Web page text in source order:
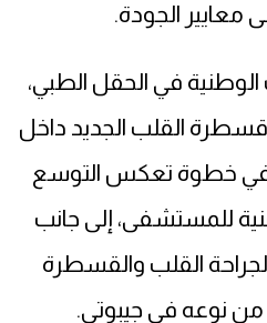
معايير الجودة.
الوطنية في الحقل الطبي،
قسطرة القلب الجديد داخل
في خطوة تعكس التوسع
للمستشفى، إلى جانب
القلب والقسطرة
من نوعه في جيبوتي.